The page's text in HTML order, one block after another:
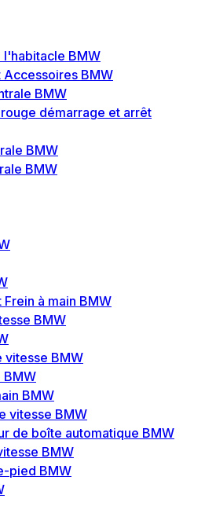
l'habitacle BMW
BMW
BMW
démarrage et arrêt
BMW
BMW
à main BMW
BMW
vitesse BMW
BMW
BMW
vitesse BMW
de boîte automatique BMW
BMW
pied BMW